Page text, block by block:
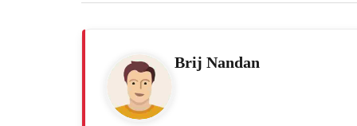
Brij Nandan